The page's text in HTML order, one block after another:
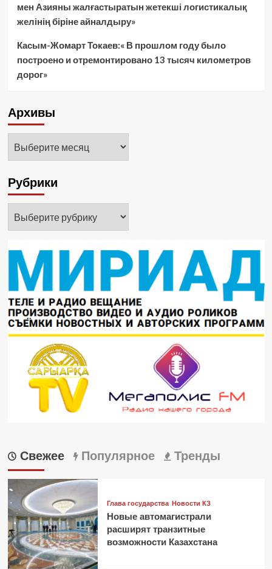
мен Азияны жалғастыратын жетекші логистикалық
желінің біріне айналдыру»
Касым-Жомарт Токаев:« В прошлом году было
построено и отремонтировано 13 тысяч километров
дорог»
Архивы
Рубрики
Свежее Популярное Тренды
Глава государства Новости КЗ
Новые автомагистрали
расширят транзитные
возможности Казахстана